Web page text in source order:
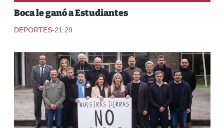
Boca le ganó a Estudiantes
DEPORTES-21:29